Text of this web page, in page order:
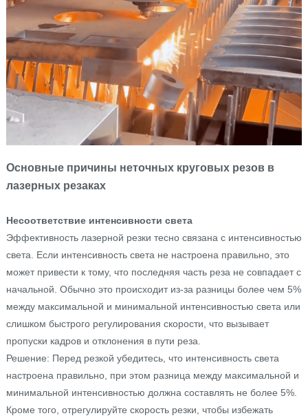
Основные причины неточных круговых резов в
лазерных резаках
Несоответствие интенсивности света
Эффективность лазерной резки тесно связана с интенсивностью
света. Если интенсивность света не настроена правильно, это
может привести к тому, что последняя часть реза не совпадает с
начальной. Обычно это происходит из-за разницы более чем 5%
между максимальной и минимальной интенсивностью света или
слишком быстрого регулирования скорости, что вызывает
пропуски кадров и отклонения в пути реза.
Решение: Перед резкой убедитесь, что интенсивность света
настроена правильно, при этом разница между максимальной и
минимальной интенсивностью должна составлять не более 5%.
Кроме того, отрегулируйте скорость резки, чтобы избежать